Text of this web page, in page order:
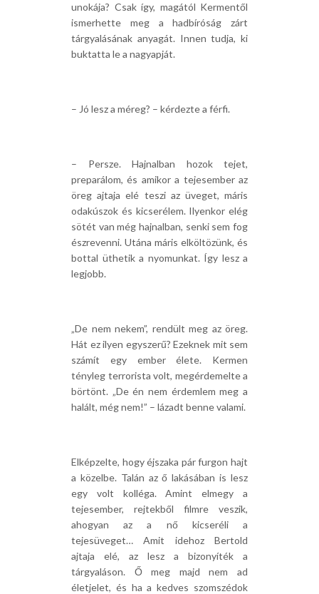
unokája? Csak így, magától Kermentől
ismerhette meg a hadbíróság zárt
tárgyalásának anyagát. Innen tudja, ki
buktatta le a nagyapját.
– Jó lesz a méreg? – kérdezte a férfi.
– Persze. Hajnalban hozok tejet,
preparálom, és amikor a tejesember az
öreg ajtaja elé teszi az üveget, máris
odakúszok és kicserélem. Ilyenkor elég
sötét van még hajnalban, senki sem fog
észrevenni. Utána máris elköltözünk, és
bottal üthetik a nyomunkat. Így lesz a
legjobb.
„De nem nekem”, rendült meg az öreg.
Hát ez ilyen egyszerű? Ezeknek mit sem
számít egy ember élete. Kermen
tényleg terrorista volt, megérdemelte a
börtönt. „De én nem érdemlem meg a
halált, még nem!” – lázadt benne valami.
Elképzelte, hogy éjszaka pár furgon hajt
a közelbe. Talán az ő lakásában is lesz
egy volt kolléga. Amint elmegy a
tejesember, rejtekből filmre veszik,
ahogyan az a nő kicseréli a
tejesüveget… Amit idehoz Bertold
ajtaja elé, az lesz a bizonyíték a
tárgyaláson. Ő meg majd nem ad
életjelet, és ha a kedves szomszédok